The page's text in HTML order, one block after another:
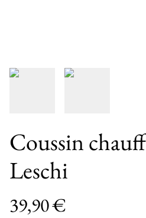
Coussin
Leschi
39,90 €